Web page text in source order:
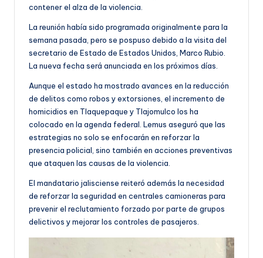
contener el alza de la violencia.
La reunión había sido programada originalmente para la
semana pasada, pero se pospuso debido a la visita del
secretario de Estado de Estados Unidos, Marco Rubio.
La nueva fecha será anunciada en los próximos días.
Aunque el estado ha mostrado avances en la reducción
de delitos como robos y extorsiones, el incremento de
homicidios en Tlaquepaque y Tlajomulco los ha
colocado en la agenda federal. Lemus aseguró que las
estrategias no solo se enfocarán en reforzar la
presencia policial, sino también en acciones preventivas
que ataquen las causas de la violencia.
El mandatario jalisciense reiteró además la necesidad
de reforzar la seguridad en centrales camioneras para
prevenir el reclutamiento forzado por parte de grupos
delictivos y mejorar los controles de pasajeros.